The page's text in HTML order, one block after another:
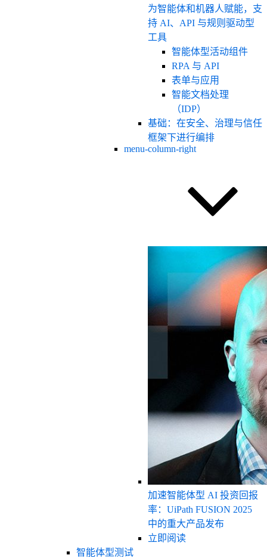
为智能体和机器人赋能，支
持 AI、API 与规则驱动型
工具
智能体型活动组件
RPA 与 API
表单与应用
智能文档处理
（IDP）
基础：在安全、治理与信任
框架下进行编排
menu-column-right
加速智能体型 AI 投资回报
率：UiPath FUSION 2025
中的重大产品发布
立即阅读
智能体型测试